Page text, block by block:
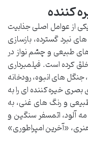
کننده
از عوامل اصلی جذابیت
نبرد گسترده، بازسازی
طبیعی و چشم نواز در
خلق کرده است. فیلمبرداری
جنگل های انبوه، رودخانه
خیره کننده ای را به
طبیعی و رنگ های غنی، به
آلود، اتمسفر سنگین و
«آخرین امپراطوری»